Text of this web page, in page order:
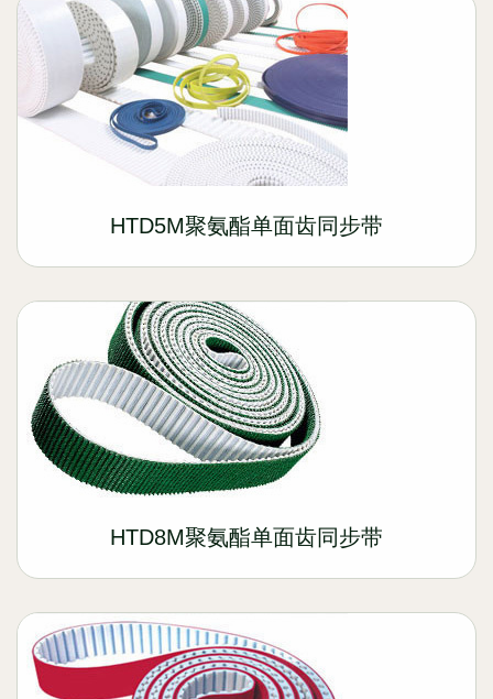
HTD5M聚氨酯单面齿同步带
HTD8M聚氨酯单面齿同步带